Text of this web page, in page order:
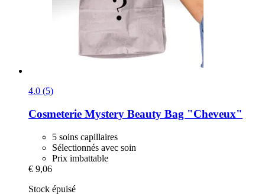
4.0 (5)
Cosmeterie Mystery Beauty Bag "Cheveux"
5 soins capillaires
Sélectionnés avec soin
Prix imbattable
€ 9,06
Stock épuisé